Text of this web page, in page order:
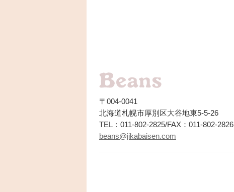
〒004-0041
北海道札幌市厚別区大谷地東5-5-26
TEL：011-802-2825/FAX：011-802-2826
beans@jikabaisen.com